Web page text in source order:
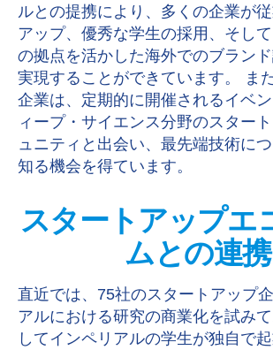
ルとの提携により、多くの企業が
アップ、優秀な学生の採用、そし
の拠点を活かした海外でのブラン
実現することができています。 ま
企業は、定期的に開催されるイベ
ィープ・サイエンス分野のスター
ュニティと出会い、最先端技術に
知る機会を得ています。
スタートアップエ
ムとの連携
直近では、75社のスタートアップ
アルにおける研究の商業化を試み
してインペリアルの学生が独自で